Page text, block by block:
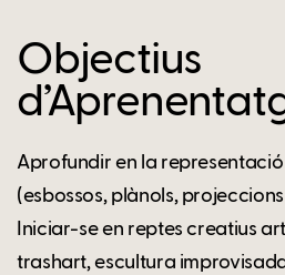
Objectius
Aprofundir en la
(esbossos, plànols,
Iniciar-se en reptes creatius
trashart, escultura